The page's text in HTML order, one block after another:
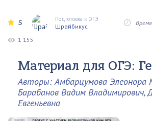
5 Подготовка к ОГЭ
Шрайбикус
1 155
Материал для ОГЭ:
Авторы: Амбарцумова Элеонора
Барабанов Вадим Владимирович,
Евгеньевна